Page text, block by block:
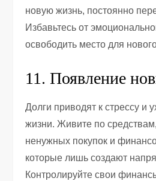
новую жизнь, постоянно
Избавьтесь от
освободить место для
11. Появление
Долги приводят к стрессу и
жизни. Живите по
ненужных покупок и
которые лишь создают
Контролируйте свои